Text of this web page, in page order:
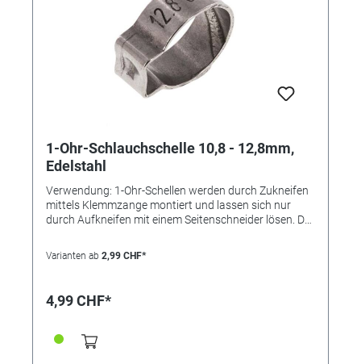
1-Ohr-Schlauchschelle 10,8 - 12,8mm,
Edelstahl
Verwendung: 1-Ohr-Schellen werden durch Zukneifen
mittels Klemmzange montiert und lassen sich nur
durch Aufkneifen mit einem Seitenschneider lösen. Der
weichen und empfindlichen oder sehr steifen
selbst nach, •keine überstehenden Gewindezungen
Varianten ab 2,99 CHF*
4,99 CHF*